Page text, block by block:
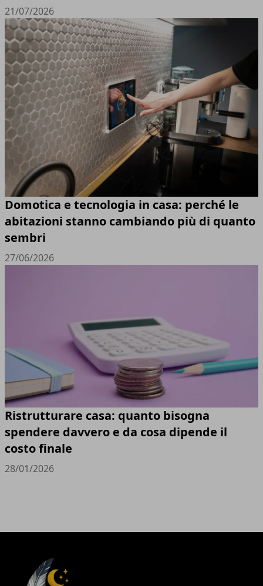
21/07/2026
Domotica e tecnologia in casa: perché le
abitazioni stanno cambiando più di quanto
sembri
27/06/2026
Ristrutturare casa: quanto bisogna
spendere davvero e da cosa dipende il
costo finale
28/01/2026